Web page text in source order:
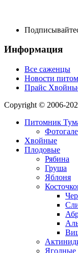
Информация
Все саженцы
Новости
Прайс
Copyright © 2006-
Питомник
Хвойные
Плодовые
Рябина
Груша
Яблоня
Ягодные